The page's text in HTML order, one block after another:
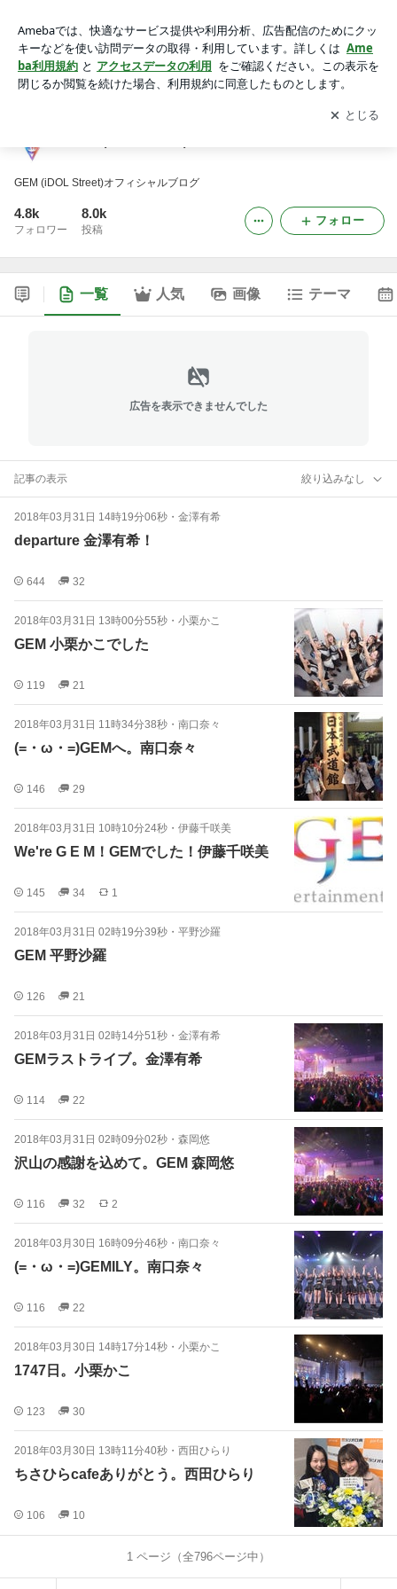
アプリをダウンロードして ブログの更新通知
を受け取りまし
ょう。
開く
GEM (iDOL Street)オフィシャルブログ
4.8k
フォロワー
8.0k
投稿
フォロー
一覧 人気 画像 テーマ
広告を表示できませんでした
記事の表示 絞り込みなし
2018年03月31日 14時19分06秒 ・ 金澤有希
departure 金澤有希！
644 32
2018年03月31日 13時00分55秒 ・ 小栗かこ
GEM 小栗かこでした
119 21
2018年03月31日 11時34分38秒 ・ 南口奈々
(=・ω・=)GEMへ。南口奈々
146 29
2018年03月31日 10時10分24秒 ・ 伊藤千咲美
We're G E M！GEMでした！伊藤千咲美
145 34 1
2018年03月31日 02時19分39秒 ・ 平野沙羅
GEM 平野沙羅
126 21
2018年03月31日 02時14分51秒 ・ 金澤有希
GEMラストライブ。金澤有希
114 22
2018年03月31日 02時09分02秒 ・ 森岡悠
沢山の感謝を込めて。GEM 森岡悠
116 32 2
2018年03月30日 16時09分46秒 ・ 南口奈々
(=・ω・=)GEMILY。南口奈々
116 22
2018年03月30日 14時17分14秒 ・ 小栗かこ
1747日。小栗かこ
123 30
2018年03月30日 13時11分40秒 ・ 西田ひらり
ちさひらcafeありがとう。西田ひらり
106 10
1 ページ（全796ページ中）